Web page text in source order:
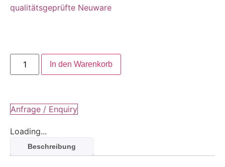
qualitätsgeprüfte Neuware
In den Warenkorb
Anfrage / Enquiry
Loading...
Beschreibung